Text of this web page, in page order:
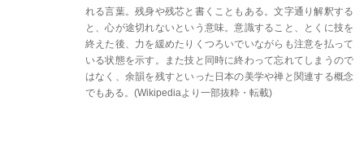
れる言葉。残身や残芯と書くこともある。文字通り解釈する
と、心が途切れないという意味。意識すること、とくに技を
終えた後、力を緩めたりくつろいでいながらも注意を払って
いる状態を示す。また技と同時に終わって忘れてしまうので
はなく、余韻を残すといった日本の美学や禅と関連する概念
でもある。(Wikipediaより一部抜粋・転載)